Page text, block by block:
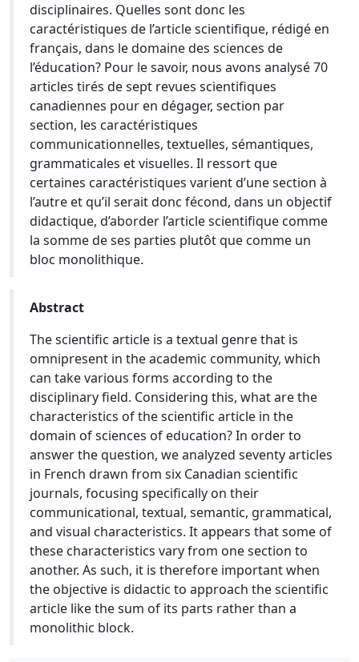
disciplinaires. Quelles sont donc les
caractéristiques de l’article scientifique, rédigé en
français, dans le domaine des sciences de
l’éducation? Pour le savoir, nous avons analysé 70
articles tirés de sept revues scientifiques
canadiennes pour en dégager, section par
section, les caractéristiques
communicationnelles, textuelles, sémantiques,
grammaticales et visuelles. Il ressort que
certaines caractéristiques varient d’une section à
l’autre et qu’il serait donc fécond, dans un objectif
didactique, d’aborder l’article scientifique comme
la somme de ses parties plutôt que comme un
bloc monolithique.
Abstract
The scientific article is a textual genre that is
omnipresent in the academic community, which
can take various forms according to the
disciplinary field. Considering this, what are the
characteristics of the scientific article in the
domain of sciences of education? In order to
answer the question, we analyzed seventy articles
in French drawn from six Canadian scientific
journals, focusing specifically on their
communicational, textual, semantic, grammatical,
and visual characteristics. It appears that some of
these characteristics vary from one section to
another. As such, it is therefore important when
the objective is didactic to approach the scientific
article like the sum of its parts rather than a
monolithic block.